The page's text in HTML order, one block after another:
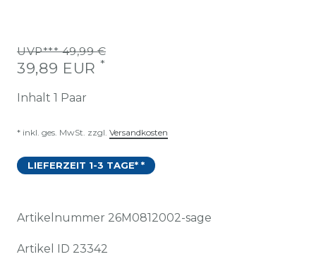
UVP*** 49,99 €
39,89 EUR *
Inhalt 1 Paar
* inkl. ges. MwSt. zzgl. Versandkosten
LIEFERZEIT 1-3 TAGE* *
Artikelnummer 26M0812002-sage
Artikel ID 23342